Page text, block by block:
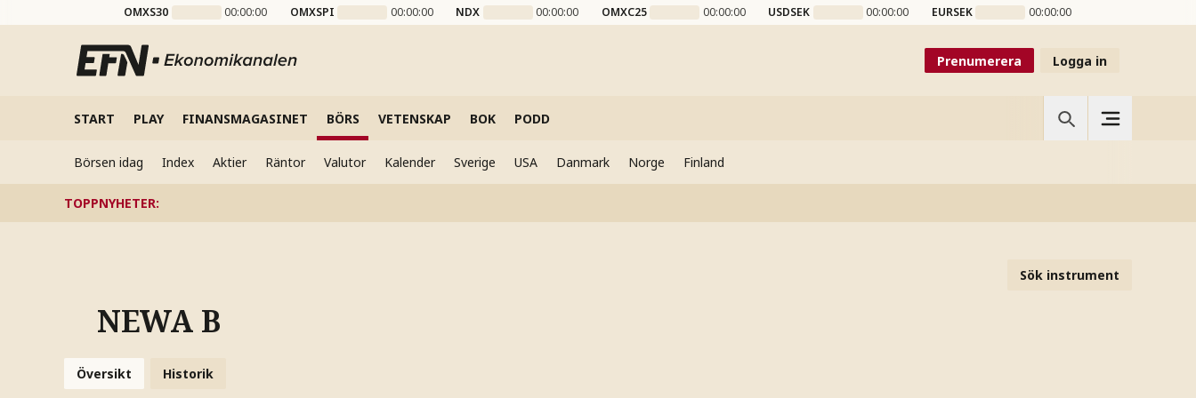
OMXS30 00:00:00 OMXSPI 00:00:00 NDX 00:00:00 OMXC25 00:00:00 USDSEK 00:00:00 EURSEK 00:00:00
Prenumerera Logga in
START PLAY FINANSMAGASINET BÖRS VETENSKAP BOK PODD
Börsen idag Index Aktier Räntor Valutor Kalender Sverige USA Danmark Norge Finland
TOPPNYHETER:
Sök instrument
NEWA B
Översikt Historik